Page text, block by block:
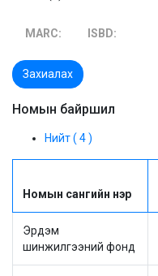
MARC: ISBD:
Захиалах
Номын байршил
Нийт ( 4 )
Номын сангийн нэр
Эрдэм
шинжилгээний фонд